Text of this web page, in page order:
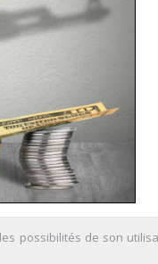
possibilités de son